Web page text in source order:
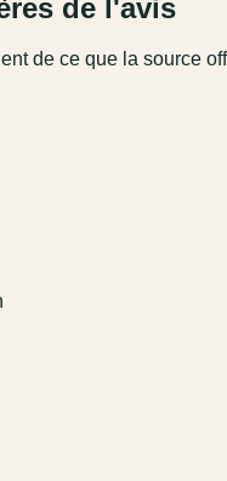
de l'avis
de ce que la source